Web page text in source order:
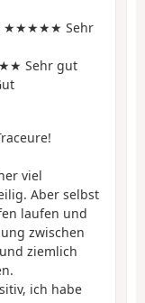
★★★★★ Sehr
Sehr gut
viel
Aber selbst
laufen und
zwischen
ziemlich
ich habe